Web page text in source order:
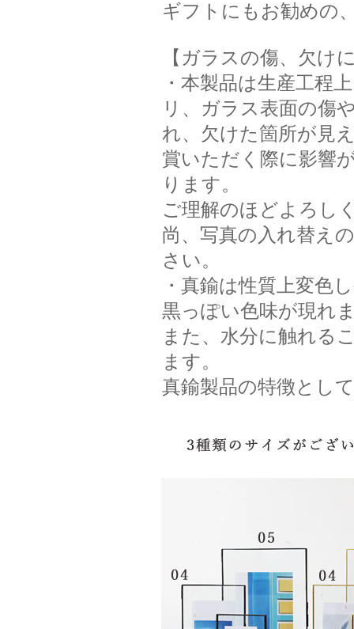
ギフトにもお勧めの
【ガラスの傷、欠け
・本製品は生産工程
リ、ガラス表面の傷
れ、欠けた箇所が見
賞いただく際に影響
ります。
ご理解のほどよろし
尚、写真の入れ替え
さい。
・真鍮は性質上変色
黒っぽい色味が現れ
また、水分に触れる
ます。
真鍮製品の特徴とし